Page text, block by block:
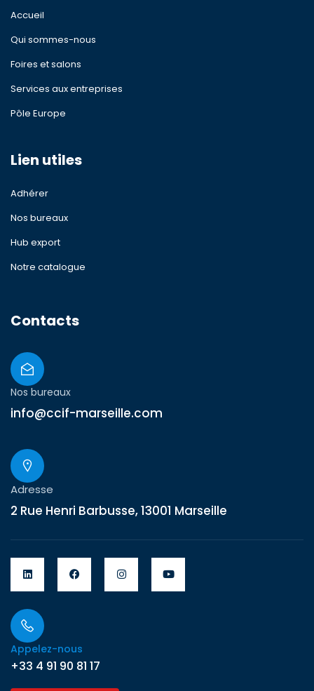
Accueil
Qui sommes-nous
Foires et salons
Services aux entreprises
Pôle Europe
Lien utiles
Adhérer
Nos bureaux
Hub export
Notre catalogue
Contacts
Nos bureaux
info@ccif-marseille.com
Adresse
2 Rue Henri Barbusse, 13001 Marseille
Appelez-nous
+33 4 91 90 81 17